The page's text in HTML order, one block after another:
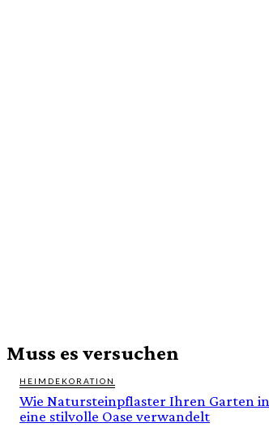
Muss es versuchen
HEIMDEKORATION
Wie Natursteinpflaster Ihren Garten in
eine stilvolle Oase verwandelt